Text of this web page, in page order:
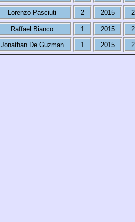
Lorenzo Pasciuti 2 2015
Raffael Bianco 1 2015
Jonathan De Guzman 1 2015